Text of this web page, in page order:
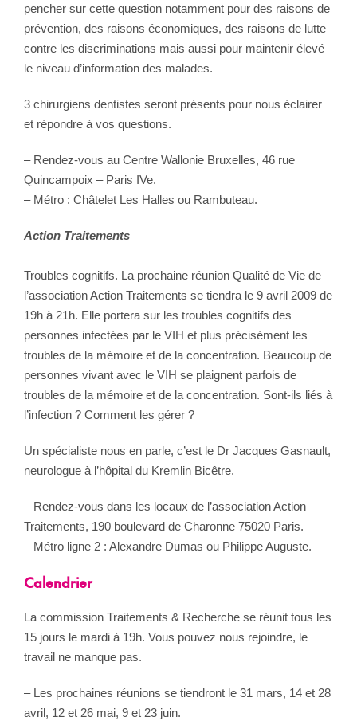
pencher sur cette question notamment pour des raisons de
prévention, des raisons économiques, des raisons de lutte
contre les discriminations mais aussi pour maintenir élevé
le niveau d’information des malades.
3 chirurgiens dentistes seront présents pour nous éclairer
et répondre à vos questions.
– Rendez-vous au Centre Wallonie Bruxelles, 46 rue
Quincampoix – Paris IVe.
– Métro : Châtelet Les Halles ou Rambuteau.
Action Traitements
Troubles cognitifs. La prochaine réunion Qualité de Vie de
l’association Action Traitements se tiendra le 9 avril 2009 de
19h à 21h. Elle portera sur les troubles cognitifs des
personnes infectées par le VIH et plus précisément les
troubles de la mémoire et de la concentration. Beaucoup de
personnes vivant avec le VIH se plaignent parfois de
troubles de la mémoire et de la concentration. Sont-ils liés à
l’infection ? Comment les gérer ?
Un spécialiste nous en parle, c’est le Dr Jacques Gasnault,
neurologue à l’hôpital du Kremlin Bicêtre.
– Rendez-vous dans les locaux de l’association Action
Traitements, 190 boulevard de Charonne 75020 Paris.
– Métro ligne 2 : Alexandre Dumas ou Philippe Auguste.
Calendrier
La commission Traitements & Recherche se réunit tous les
15 jours le mardi à 19h. Vous pouvez nous rejoindre, le
travail ne manque pas.
– Les prochaines réunions se tiendront le 31 mars, 14 et 28
avril, 12 et 26 mai, 9 et 23 juin.